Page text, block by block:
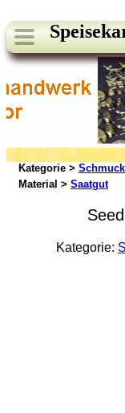
Kategorie > Schmuck
Material > Saatgut
Kategorie: